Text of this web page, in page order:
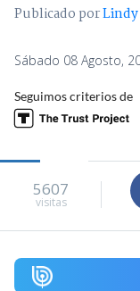
Publicado porLindy
Sábado 08 Agosto,
Seguimos criterios de
5607
visitas